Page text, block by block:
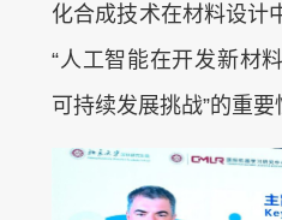
化合成技术在材料设计
“人工智能在开发新材
可持续发展挑战”的重要